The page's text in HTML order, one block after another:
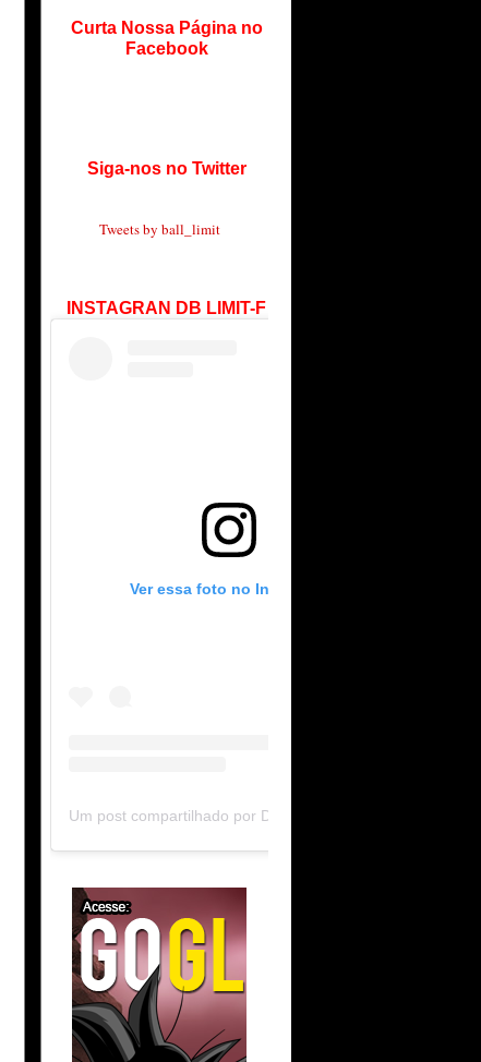
Curta Nossa Página no
Facebook
Siga-nos no Twitter
Tweets by ball_limit
INSTAGRAN DB LIMIT-F
Ver essa foto no Instagram